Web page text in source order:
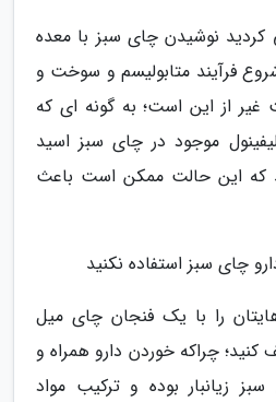
نوشیدن چای سبز با معده
فرآیند متابولیسم و سوخت و
غیر از این است؛ به گونه ای که
موجود در چای سبز اسید
که این حالت ممکن است باعث
چای سبز استفاده نکنید
را با یک فنجان چای میل
کنید؛ چراکه خوردن دارو همراه و
زیانبار بوده و ترکیب مواد